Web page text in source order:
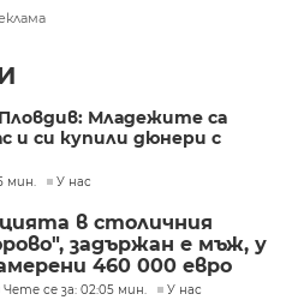
Младежите са
и си купили дюнери с
мин. У нас
в столичния
задържан е мъж, у
460 000 евро
Чете се за: 02:05 мин. У нас